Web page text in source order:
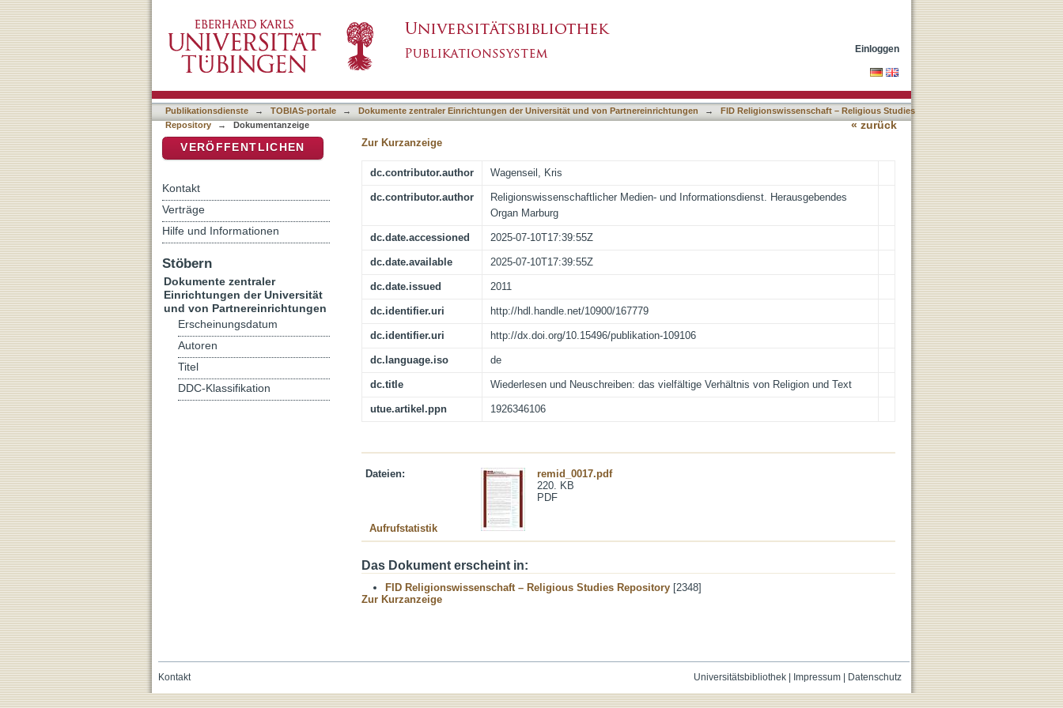
Einloggen
Publikationsdienste → TOBIAS-portale → Dokumente zentraler Einrichtungen der Universität und von Partnereinrichtungen →
FID Religionswissenschaft – Religious Studies
Repository
→ Dokumentanzeige
« zurück
Zur Kurzanzeige
dc.contributor.author Wagenseil, Kris
dc.contributor.author
Religionswissenschaftlicher Medien- und Informationsdienst. Herausgebendes
Organ Marburg
dc.date.accessioned 2025-07-10T17:39:55Z
dc.date.available 2025-07-10T17:39:55Z
dc.date.issued 2011
dc.identifier.uri http://hdl.handle.net/10900/167779
dc.identifier.uri http://dx.doi.org/10.15496/publikation-109106
dc.language.iso de
dc.title Wiederlesen und Neuschreiben: das vielfältige Verhältnis von Religion und Text
utue.artikel.ppn 1926346106
Dateien:
remid_0017.pdf
220. KB
PDF
Aufrufstatistik
Das Dokument erscheint in:
FID Religionswissenschaft – Religious Studies Repository [2348]
Zur Kurzanzeige
VERÖFFENTLICHEN
Kontakt
Verträge
Hilfe und Informationen
Stöbern
Dokumente zentraler
Einrichtungen der Universität
und von Partnereinrichtungen
Erscheinungsdatum
Autoren
Titel
DDC-Klassifikation
Universitätsbibliothek| Impressum| Datenschutz
Kontakt